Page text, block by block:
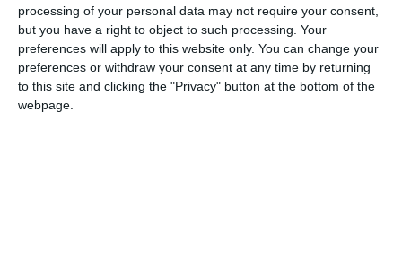
processing of your personal data may not require your consent,
but you have a right to object to such processing. Your
preferences will apply to this website only. You can change your
preferences or withdraw your consent at any time by returning
to this site and clicking the "Privacy" button at the bottom of the
webpage.
Adaugă-ne ca sursă în Google
Urmărește-ne pe Google News
Urmărește-ne pe Whatsapp